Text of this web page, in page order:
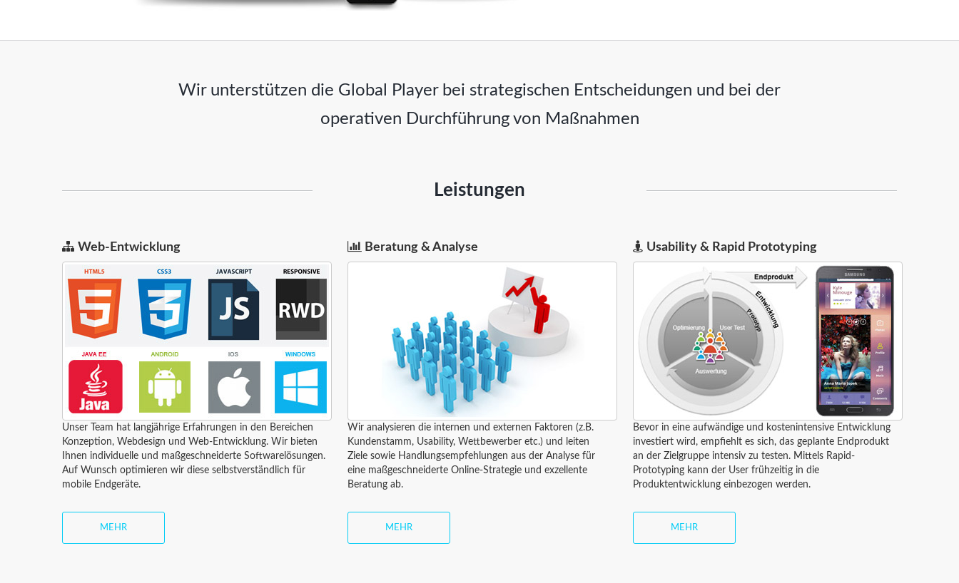
Wir unterstützen die Global Player bei strategischen Entscheidungen und bei der
operativen Durchführung von Maßnahmen
Leistungen
Web-Entwicklung
Unser Team hat langjährige Erfahrungen in den Bereichen
Konzeption, Webdesign und Web-Entwicklung. Wir bieten
Ihnen individuelle und maßgeschneiderte Softwarelösungen.
Auf Wunsch optimieren wir diese selbstverständlich für
mobile Endgeräte.
MEHR
Beratung & Analyse
Wir analysieren die internen und externen Faktoren (z.B.
Kundenstamm, Usability, Wettbewerber etc.) und leiten
Ziele sowie Handlungsempfehlungen aus der Analyse für
eine maßgeschneiderte Online-Strategie und exzellente
Beratung ab.
MEHR
Usability & Rapid Prototyping
Bevor in eine aufwändige und kostenintensive Entwicklung
investiert wird, empfiehlt es sich, das geplante Endprodukt
an der Zielgruppe intensiv zu testen. Mittels Rapid-
Prototyping kann der User frühzeitig in die
Produktentwicklung einbezogen werden.
MEHR